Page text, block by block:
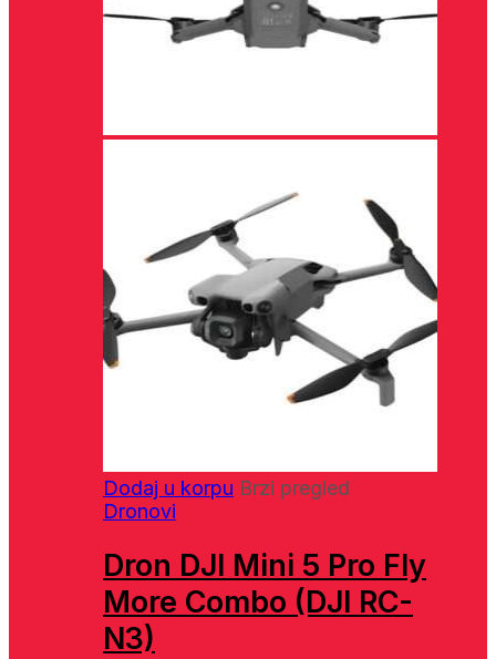
Dodaj u korpu Brzi pregled
Dronovi
Dron DJI Mini 5 Pro Fly
More Combo (DJI RC-
N3)